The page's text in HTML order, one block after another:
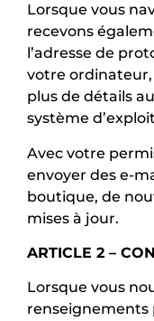
Lorsque vous
recevons
l’adresse de
votre
plus de détails
système
Avec votre
envoyer des e-
boutique, de
mises à jour.
ARTICLE 2 –
Lorsque vous
renseignements